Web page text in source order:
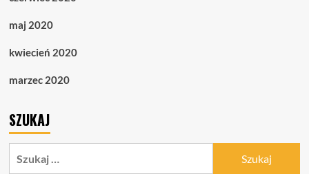
maj 2020
kwiecień 2020
marzec 2020
SZUKAJ